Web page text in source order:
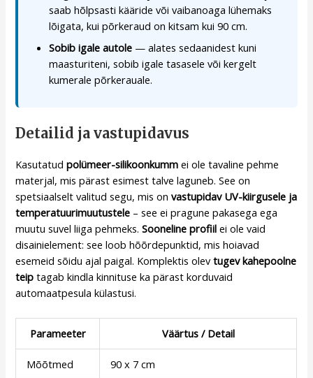
saab hõlpsasti kääride või vaibanoaga lühemaks
lõigata, kui põrkeraud on kitsam kui 90 cm.
Sobib igale autole — alates sedaanidest kuni
maasturiteni, sobib igale tasasele või kergelt
kumerale põrkerauale.
Detailid ja vastupidavus
Kasutatudpolümeer-silikoonkumm ei ole tavaline pehme
materjal, mis pärast esimest talve laguneb. See on
spetsiaalselt valitud segu, mis onvastupidav UV-kiirgusele ja
temperatuurimuutustele – see ei pragune pakasega ega
muutu suvel liiga pehmeks.Sooneline profiil ei ole vaid
disainielement: see loob hõõrdepunktid, mis hoiavad
esemeid sõidu ajal paigal. Komplektis olevtugev kahepoolne
teip tagab kindla kinnituse ka pärast korduvaid
automaatpesula külastusi.
Parameeter Väärtus / Detail
Mõõtmed 90 x 7 cm